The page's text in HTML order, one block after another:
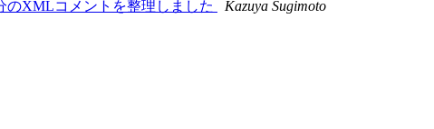
のXMLコメントを整理しました
Kazuya Sugimoto